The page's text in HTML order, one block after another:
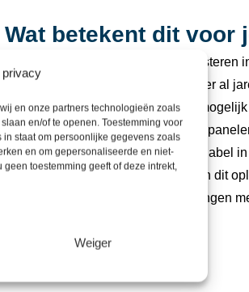
privacy
en onze partners technologieën zoals
en/of te openen. Toestemming voor
staat om persoonlijke gegevens zoals
en om gepersonaliseerde en niet-
toestemming geeft of deze intrekt,
Weiger
Wat betekent dit voor
Voor huiseigenaren die willen investeren
ze net een huis hebben gekocht of er al
nieuws. Een hogere hypotheek is
maatregelen zoals isolatie of
varieert afhankelijk van het energielabel in
woningen met de laagste labels kan dit
bedrag afnemend tot nul voor woningen